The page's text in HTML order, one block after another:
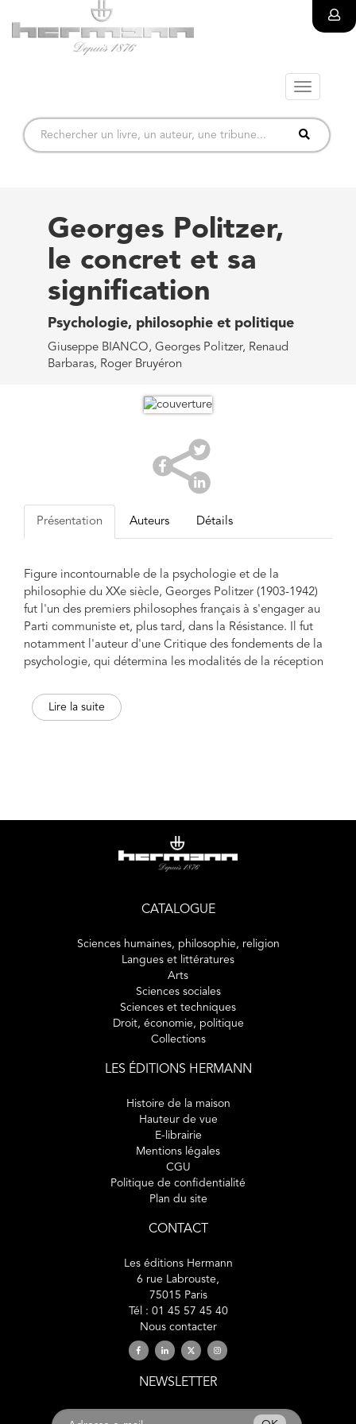
Toggle
Georges Politzer,
le concret et sa
signification
Psychologie, philosophie et politique
Giuseppe BIANCO, Georges Politzer, Renaud
Barbaras, Roger Bruyéron
Présentation Auteurs Détails
Figure incontournable de la psychologie et de la
philosophie du XXe siècle, Georges Politzer (1903-1942)
fut l'un des premiers philosophes français à s'engager au
Parti communiste et, plus tard, dans la Résistance. Il fut
notamment l'auteur d'une Critique des fondements de la
psychologie, qui détermina les modalités de la réception
contre Henri Bergson, dont l'importance est comparable
aux Chiens de garde de l'ami Nizan. L'anthropologie
complexité de l'oeuvre de Politzer, par-delà des usages
qui ont été faits d'elle et par-delà des critiques faciles qui
lui ont été adressées. Avec une lettre inédite de Georges
Politzer à Léon Brunschvig.
Lire la suite
CATALOGUE
Sciences humaines, philosophie, religion
Langues et littératures
Arts
Sciences sociales
Sciences et techniques
Droit, économie, politique
Collections
LES ÉDITIONS HERMANN
Histoire de la maison
Hauteur de vue
E-librairie
Mentions légales
CGU
Politique de confidentialité
Plan du site
CONTACT
Les éditions Hermann
6 rue Labrouste,
75015 Paris
Tél : 01 45 57 45 40
Nous contacter
NEWSLETTER